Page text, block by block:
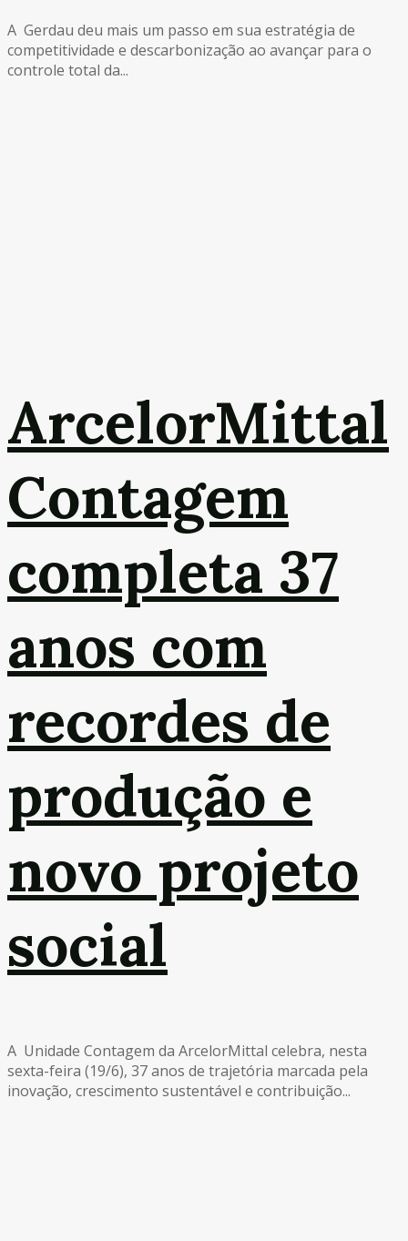
A Gerdau deu mais um passo em sua estratégia de
competitividade e descarbonização ao avançar para o
controle total da...
ArcelorMittal
Contagem
completa 37
anos com
recordes de
produção e
novo projeto
social
A Unidade Contagem da ArcelorMittal celebra, nesta
sexta-feira (19/6), 37 anos de trajetória marcada pela
inovação, crescimento sustentável e contribuição...